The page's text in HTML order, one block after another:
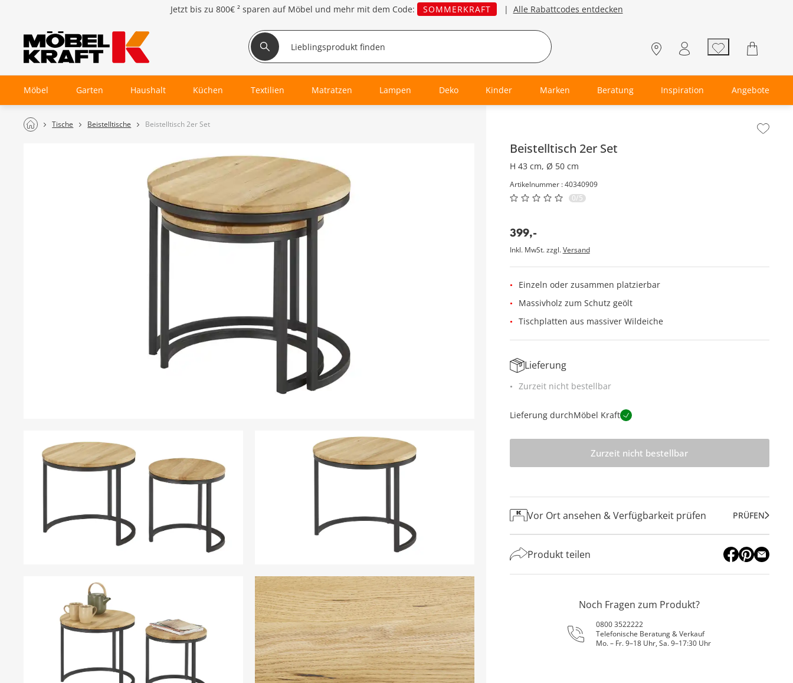
Jetzt bis zu 800€ ² sparen auf Möbel und mehr mit dem Code: SOMMERKRAFT | Alle Rabattcodes entdecken
Möbel Garten Haushalt Küchen Textilien Matratzen Lampen Deko Kinder Marken Beratung Inspiration Angebote
Tische Beistelltische Beistelltisch 2er Set
Beistelltisch 2er Set
H 43 cm, Ø 50 cm
Artikelnummer : 40340909
0/5
399,-
Inkl. MwSt. zzgl.Versand
Einzeln oder zusammen platzierbar
Massivholz zum Schutz geölt
Tischplatten aus massiver Wildeiche
Lieferung
Zurzeit nicht bestellbar
Lieferung durchMöbel Kraft
Zurzeit nicht bestellbar
Vor Ort ansehen & Verfügbarkeit prüfen PRÜFEN
Produkt teilen
Noch Fragen zum Produkt?
0800 3522222
Telefonische Beratung & Verkauf
Mo. – Fr. 9–18 Uhr, Sa. 9–17:30 Uhr